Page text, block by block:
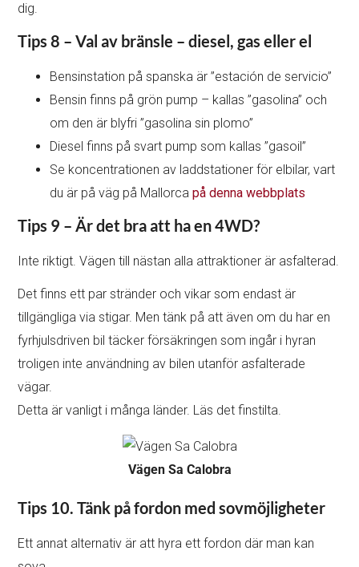
dig.
Tips 8 – Val av bränsle – diesel, gas eller el
Bensinstation på spanska är ”estación de servicio”
Bensin finns på grön pump – kallas ”gasolina” och
om den är blyfri ”gasolina sin plomo”
Diesel finns på svart pump som kallas ”gasoil”
Se koncentrationen av laddstationer för elbilar, vart
du är på väg på Mallorcapå denna webbplats
Tips 9 – Är det bra att ha en 4WD?
Inte riktigt. Vägen till nästan alla attraktioner är asfalterad.
Det finns ett par stränder och vikar som endast är
tillgängliga via stigar. Men tänk på att även om du har en
fyrhjulsdriven bil täcker försäkringen som ingår i hyran
troligen inte användning av bilen utanför asfalterade
vägar.
Detta är vanligt i många länder. Läs det finstilta.
Vägen Sa Calobra
Tips 10.Tänk på fordon med sovmöjligheter
Ett annat alternativ är att hyra ett fordon där man kan